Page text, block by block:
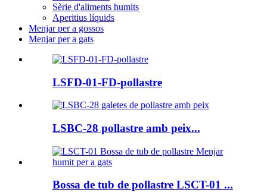
Sèrie d'aliments humits
Aperitius líquids
Menjar per a gossos
Menjar per a gats
LSFD-01-FD-pollastre
LSBC-28 pollastre amb peix...
Bossa de tub de pollastre LSCT-01 ...